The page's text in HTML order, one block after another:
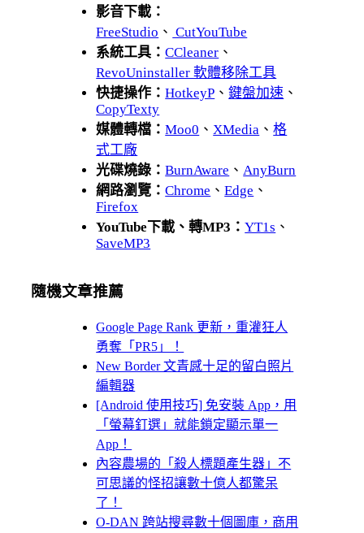
影音下載：
FreeStudio 、 CutYouTube
系統工具：CCleaner 、
RevoUninstaller 軟體移除工具
快捷操作：HotkeyP 、鍵盤加速 、
CopyTexty
媒體轉檔：Moo0 、 XMedia 、格
式工廠
光碟燒錄：BurnAware 、 AnyBurn
網路瀏覽：Chrome 、Edge 、
Firefox
YouTube下載、轉MP3：YT1s 、
SaveMP3
隨機文章推薦
Google Page Rank 更新，重灌狂人
勇奪「PR5」！
New Border 文青感十足的留白照片
編輯器
[Android 使用技巧] 免安裝 App，用
「螢幕釘選」就能鎖定顯示單一
App！
內容農場的「殺人標題產生器」不
可思議的怪招讓數十億人都驚呆
了！
O-DAN 跨站搜尋數十個圖庫，商用